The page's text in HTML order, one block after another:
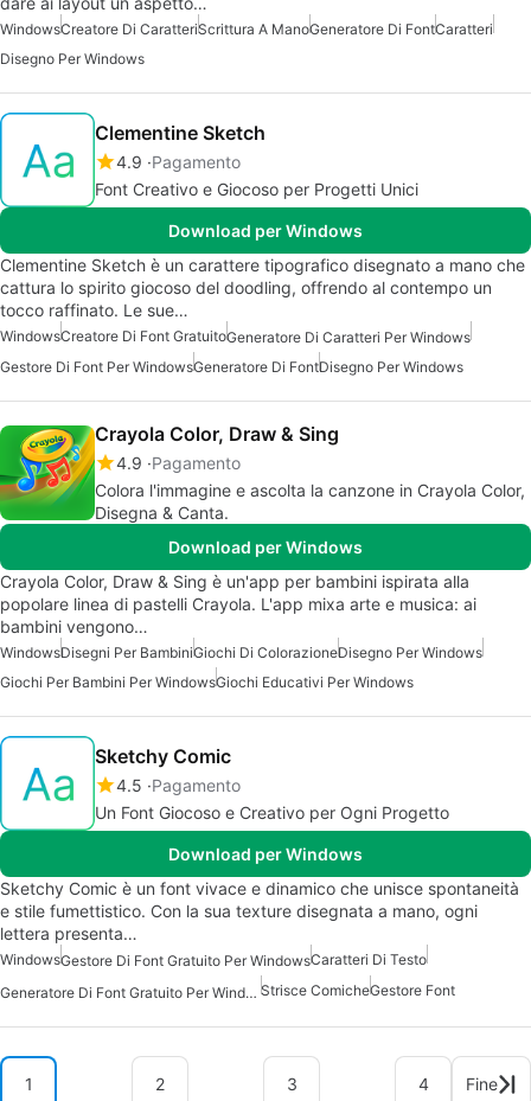
WindowsCreatore Di CaratteriScrittura A ManoGeneratore Di FontCaratteri
Disegno Per Windows
Clementine Sketch
4.9 Pagamento
Font Creativo e Giocoso per Progetti Unici
Download per Windows
Clementine Sketch è un carattere tipografico disegnato a mano che
cattura lo spirito giocoso del doodling, offrendo al contempo un
tocco raffinato. Le sue…
WindowsCreatore Di Font GratuitoGeneratore Di Caratteri Per Windows
Gestore Di Font Per WindowsGeneratore Di FontDisegno Per Windows
Crayola Color, Draw & Sing
4.9 Pagamento
Colora l'immagine e ascolta la canzone in Crayola Color,
Disegna & Canta.
Download per Windows
Crayola Color, Draw & Sing è un'app per bambini ispirata alla
popolare linea di pastelli Crayola. L'app mixa arte e musica: ai
bambini vengono…
WindowsDisegni Per BambiniGiochi Di ColorazioneDisegno Per Windows
Giochi Per Bambini Per WindowsGiochi Educativi Per Windows
Sketchy Comic
4.5 Pagamento
Un Font Giocoso e Creativo per Ogni Progetto
Download per Windows
Sketchy Comic è un font vivace e dinamico che unisce spontaneità
e stile fumettistico. Con la sua texture disegnata a mano, ogni
lettera presenta…
WindowsGestore Di Font Gratuito Per WindowsCaratteri Di Testo
Generatore Di Font Gratuito Per Windows Strisce ComicheGestore Font
1 2 3 4 Fine